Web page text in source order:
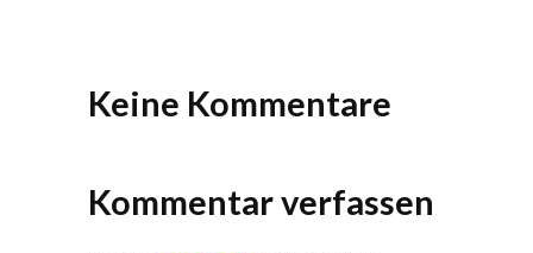
Keine Kommentare
Kommentar verfassen